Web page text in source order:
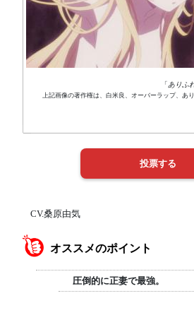
「ありふ
上記画像の著作権は、白米良、オーバーラップ、あ
CV.桑原由気
オススメのポイント
圧倒的に正妻で最強。